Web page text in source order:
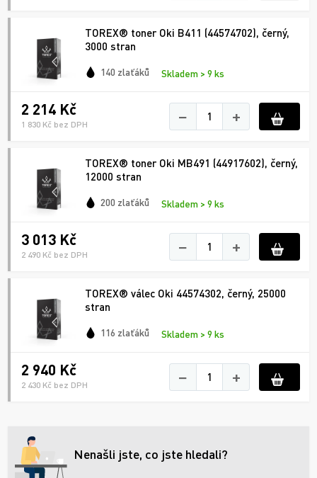
TOREX® toner Oki B411 (44574702), černý,
3000 stran
140 zlaťáků Skladem > 9 ks
2 214 Kč
1 830 Kč bez DPH − +
TOREX® toner Oki MB491 (44917602), černý,
12000 stran
200 zlaťáků Skladem > 9 ks
3 013 Kč
2 490 Kč bez DPH − +
TOREX® válec Oki 44574302, černý, 25000
stran
116 zlaťáků Skladem > 9 ks
2 940 Kč
2 430 Kč bez DPH − +
Nenašli jste, co jste hledali?